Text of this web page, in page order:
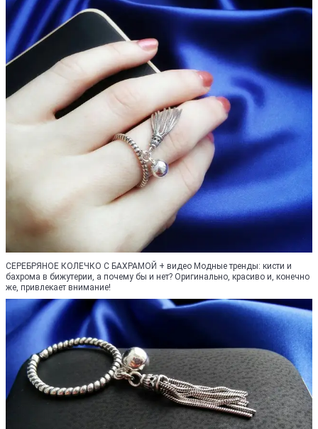
СЕРЕБРЯНОЕ КОЛЕЧКО С БАХРАМОЙ + видео Модные тренды: кисти и
бахрома в бижутерии, а почему бы и нет? Оригинально, красиво и, конечно
же, привлекает внимание!